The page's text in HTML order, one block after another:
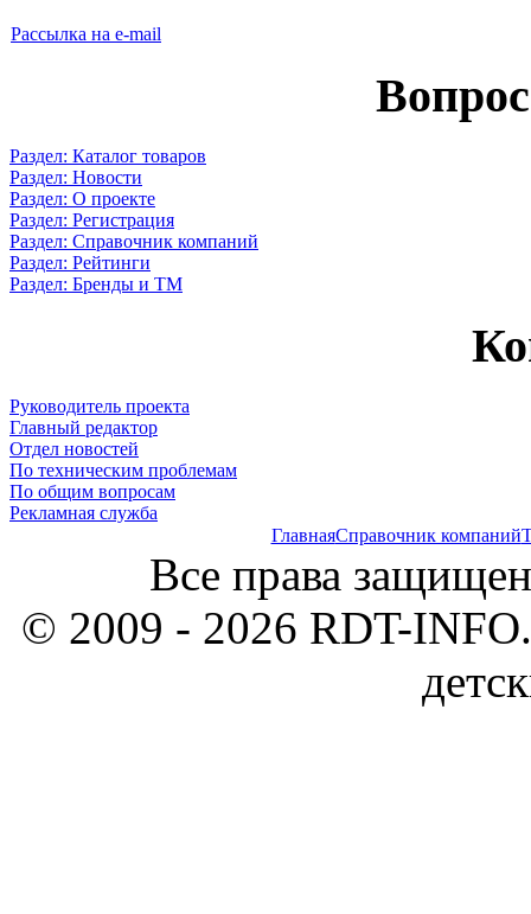
Рассылка на e-mail
Раздел: Каталог товаров
Раздел: Новости
Раздел: О проекте
Раздел: Регистрация
Раздел: Справочник компаний
Раздел: Рейтинги
Раздел: Бренды и ТМ
Руководитель проекта
Главный редактор
Отдел новостей
По техническим проблемам
По общим вопросам
Рекламная служба
ГлавнаяСправочник компаний
Все права
© 2009 - 2026 RDT-